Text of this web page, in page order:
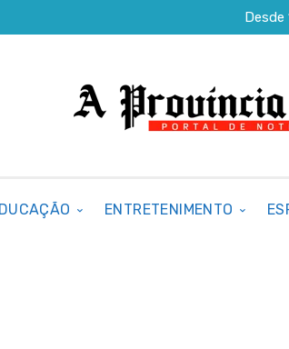
Desde
ENTRETENIMENTO